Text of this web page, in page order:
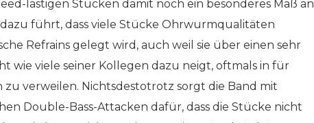
lastigen Stücken damit noch ein besonderes Maß an
führt, dass viele Stücke Ohrwurmqualitäten
Refrains gelegt wird, auch weil sie über einen sehr
wie viele seiner Kollegen dazu neigt, oftmals in für
verweilen. Nichtsdestotrotz sorgt die Band mit
Double-Bass-Attacken dafür, dass die Stücke nicht